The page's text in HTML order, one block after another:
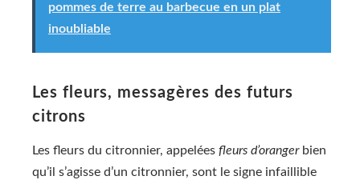
pommes de terre au barbecue en un plat
inoubliable
Les fleurs, messagères des futurs
citrons
Les fleurs du citronnier, appelées fleurs d’orangerbien
qu’il s’agisse d’un citronnier, sont le signe infaillible